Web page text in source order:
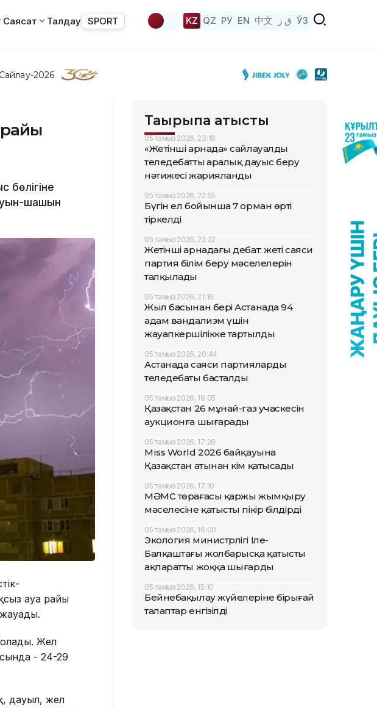
Саясат Талдау SPORT KZ QZ РУ EN 中文 ق ز ЎЗ
Сайлау-2026
райы
бөлігіне
шашын
ауа райы
Жел
- 24-29
дауыл, жел
Тақырыпқа қатысты
05 тамыз 2026, 23:19
«Жетінші арнада» сайлауалды
теледебаттың аралық дауыс беру
нәтижесі жарияланды
05 тамыз 2026, 22:55
Бүгін ел бойынша 7 орман өрті
тіркелді
05 тамыз 2026, 22:22
Жетінші арнадағы дебат: жеті саяси
партия білім беру мәселелерін
талқылады
05 тамыз 2026, 21:16
Жыл басынан бері Астанада 94
адам вандализм үшін
жауапкершілікке тартылды
05 тамыз 2026, 20:44
Астанада саяси партиялардың
теледебаты басталды
05 тамыз 2026, 19:05
Қазақстан 26 мұнай-газ учаскесін
аукционға шығарады
05 тамыз 2026, 17:28
Miss World 2026 байқауына
Қазақстан атынан кім қатысады
05 тамыз 2026, 17:10
МӘМС төрағасы қаржы жымқыру
мәселесіне қатысты пікір білдірді
05 тамыз 2026, 16:00
Экология министрлігі Іле-
Балқаштағы жолбарысқа қатысты
ақпаратты жоққа шығарды
05 тамыз 2026, 15:10
Бейнебақылау жүйелеріне бірыңғай
талаптар енгізілді